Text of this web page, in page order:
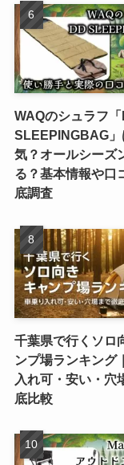
WAQのシュラフ
SLEEPINGBAG」
気？オールシーズ
る？基本情報や口
底調査
千葉県で行くソロ
ンプ場ランキング
入れ可・安い・穴
底比較